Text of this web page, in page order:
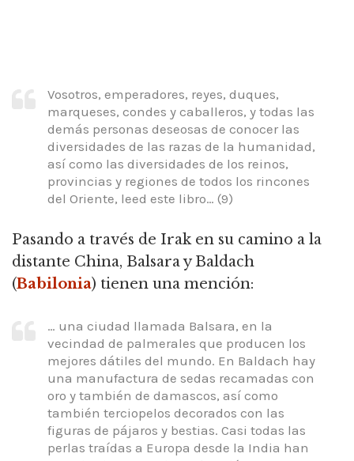
Vosotros, emperadores, reyes, duques,
marqueses, condes y caballeros, y todas las
demás personas deseosas de conocer las
diversidades de las razas de la humanidad,
así como las diversidades de los reinos,
provincias y regiones de todos los rincones
del Oriente, leed este libro… (9)
Pasando a través de Irak en su camino a la
distante China, Balsara y Baldach
(Babilonia) tienen una mención:
… una ciudad llamada Balsara, en la
vecindad de palmerales que producen los
mejores dátiles del mundo. En Baldach hay
una manufactura de sedas recamadas con
oro y también de damascos, así como
también terciopelos decorados con las
figuras de pájaros y bestias. Casi todas las
perlas traídas a Europa desde la India han